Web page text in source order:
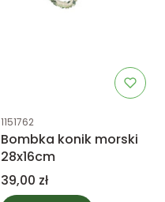
Kod produktu
1151762
Bombka konik morski
28x16cm
Cena
39,00 zł